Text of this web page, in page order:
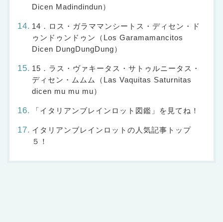
Dicen Madindindun）
14．ロス・ガラママンシートス・ディセン・ド
ゥンドゥンドゥン（Los Garamamancitos
Dicen DungDungDung）
15．ラス・ヴァキータス・サトゥルニータス・
ディセン・ムムム（Las Vaquitas Saturnitas
dicen mu mu mu）
「イタリアンブレインロット図鑑」を見てね！
イタリアンブレインロットの人気記事トップ
５！